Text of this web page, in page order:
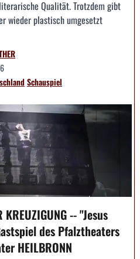
Qualität. Trotzdem gibt
wieder plastisch umgesetzt
Schauspiel
KREUZIGUNG -- "Jesus
des Pfalztheaters
HEILBRONN